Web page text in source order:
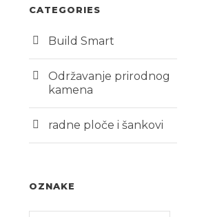
CATEGORIES
Build Smart
Održavanje prirodnog
kamena
radne ploče i šankovi
OZNAKE